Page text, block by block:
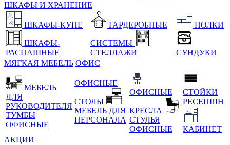
ШКАФЫ И ХРАНЕНИЕ
ШКАФЫ-КУПЕ
ШКАФЫ-
РАСПАШНЫЕ
ГАРДЕРОБНЫЕ
СИСТЕМЫ
СТЕЛЛАЖИ
ПОЛКИ
СУНДУКИ
МЯГКАЯ МЕБЕЛЬ ОФИС
МЕБЕЛЬ
ДЛЯ
РУКОВОДИТЕЛЯ
ТУМБЫ
ОФИСНЫЕ
ОФИСНЫЕ
СТОЛЫ
МЕБЕЛЬ ДЛЯ
ПЕРСОНАЛА
ОФИСНЫЕ
КРЕСЛА
СТУЛЬЯ
ОФИСНЫЕ
СТОЙКИ
РЕСЕПШН
КАБИНЕТ
АКЦИИ